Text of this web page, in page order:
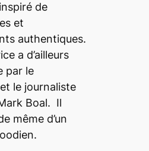
de
et
authentiques.
a d’ailleurs
par le
le journaliste
Boal. Il
même d’un